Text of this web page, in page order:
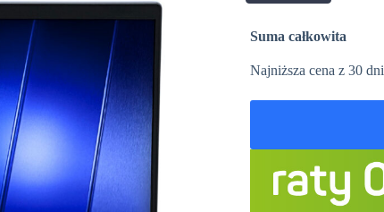
Suma całkowita
Najniższa cena z 30 dni